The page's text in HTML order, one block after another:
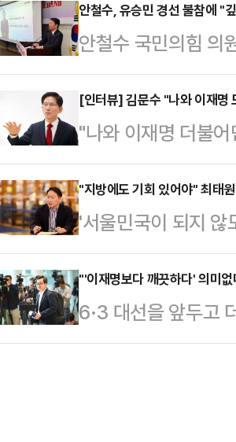
다. '초단기 대선판'
이 첫날부터 바로
은 13일 오전 의원
리에는 전국 각지에
자의 첫 본격 대선
철…
안철수, 유승민 경선 불참에 "
안철수 국민의힘 의원이 유승민 전 의원이 당 대선 후보를 선출
불참키로 한 데 대
당부했다.안철수 의
속에서도, 성찰과
께 더 큰 실망을 안
탄핵에 반대했던 모
하기도 힘들다"면서
시 세우고, 자…
[인터뷰] 김문수 "나와 이재명
"나와 이재명 더불
(제 경쟁력이) 분명
내려놓고 대선 출사
확장성에 한계가 있
탄핵에 대한 반대
다. 대중은 김 전 장
수 있을지 주의깊게
시절 이뤄낸…
"지방에도 기회 있어야" 최태
'서울민국이 되지
지난 12일 방영된
일자리, 저출생, 지
내놨다. 최 회장은 "
만들면 대한민국의
"'이재명보다 깨끗하다' 의미
6·3 대선을 앞두고
지지율 1위인 이재